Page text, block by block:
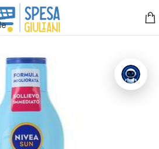
qui e ti richiamiamo noi